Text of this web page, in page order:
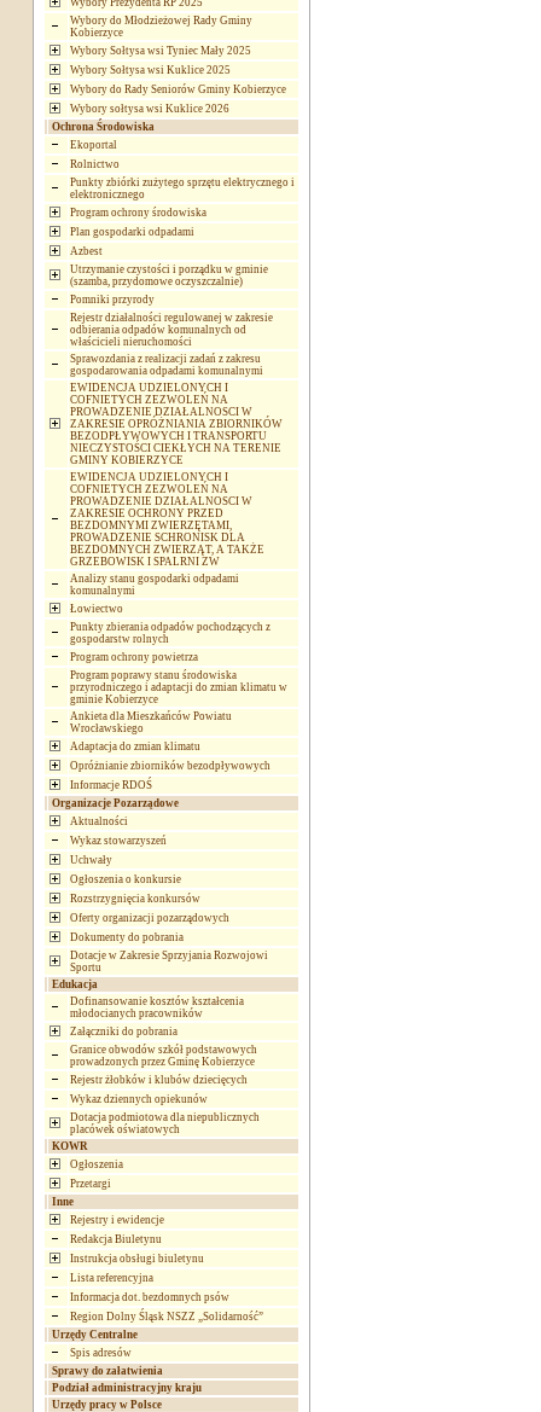
Wybory Prezydenta RP 2025
Wybory do Młodzieżowej Rady Gminy
Kobierzyce
Wybory Sołtysa wsi Tyniec Mały 2025
Wybory Sołtysa wsi Kuklice 2025
Wybory do Rady Seniorów Gminy Kobierzyce
Wybory sołtysa wsi Kuklice 2026
Ochrona Środowiska
Ekoportal
Rolnictwo
Punkty zbiórki zużytego sprzętu elektrycznego i
elektronicznego
Program ochrony środowiska
Plan gospodarki odpadami
Azbest
Utrzymanie czystości i porządku w gminie
(szamba, przydomowe oczyszczalnie)
Pomniki przyrody
Rejestr działalności regulowanej w zakresie
odbierania odpadów komunalnych od
właścicieli nieruchomości
Sprawozdania z realizacji zadań z zakresu
gospodarowania odpadami komunalnymi
EWIDENCJA UDZIELONYCH I
COFNIETYCH ZEZWOLEŃ NA
PROWADZENIE DZIAŁALNOSCI W
ZAKRESIE OPRÓŻNIANIA ZBIORNIKÓW
BEZODPŁYWOWYCH I TRANSPORTU
NIECZYSTOŚCI CIEKŁYCH NA TERENIE
GMINY KOBIERZYCE
EWIDENCJA UDZIELONYCH I
COFNIETYCH ZEZWOLEŃ NA
PROWADZENIE DZIAŁALNOSCI W
ZAKRESIE OCHRONY PRZED
BEZDOMNYMI ZWIERZĘTAMI,
PROWADZENIE SCHRONISK DLA
BEZDOMNYCH ZWIERZĄT, A TAKŻE
GRZEBOWISK I SPALRNI ZW
Analizy stanu gospodarki odpadami
komunalnymi
Łowiectwo
Punkty zbierania odpadów pochodzących z
gospodarstw rolnych
Program ochrony powietrza
Program poprawy stanu środowiska
przyrodniczego i adaptacji do zmian klimatu w
gminie Kobierzyce
Ankieta dla Mieszkańców Powiatu
Wrocławskiego
Adaptacja do zmian klimatu
Opróżnianie zbiorników bezodpływowych
Informacje RDOŚ
Organizacje Pozarządowe
Aktualności
Wykaz stowarzyszeń
Uchwały
Ogłoszenia o konkursie
Rozstrzygnięcia konkursów
Oferty organizacji pozarządowych
Dokumenty do pobrania
Dotacje w Zakresie Sprzyjania Rozwojowi
Sportu
Edukacja
Dofinansowanie kosztów kształcenia
młodocianych pracowników
Załączniki do pobrania
Granice obwodów szkół podstawowych
prowadzonych przez Gminę Kobierzyce
Rejestr żłobków i klubów dziecięcych
Wykaz dziennych opiekunów
Dotacja podmiotowa dla niepublicznych
placówek oświatowych
KOWR
Ogłoszenia
Przetargi
Inne
Rejestry i ewidencje
Redakcja Biuletynu
Instrukcja obsługi biuletynu
Lista referencyjna
Informacja dot. bezdomnych psów
Region Dolny Śląsk NSZZ „Solidarność”
Urzędy Centralne
Spis adresów
Sprawy do załatwienia
Podział administracyjny kraju
Urzędy pracy w Polsce